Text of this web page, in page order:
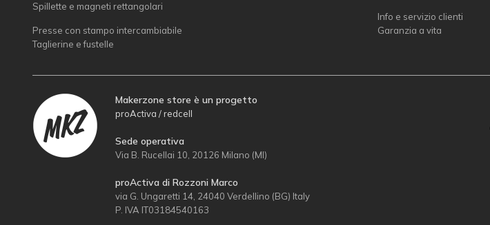
Spillette e magneti rettangolari
Presse con stampo intercambiabile
Taglierine e fustelle
Info e servizio clienti
Garanzia a vita
Makerzone store è un progetto
proActiva / redcell
Sede operativa
Via B. Rucellai 10, 20126 Milano (MI)
proActiva di Rozzoni Marco
via G. Ungaretti 14, 24040 Verdellino (BG) Italy
P. IVA IT03184540163